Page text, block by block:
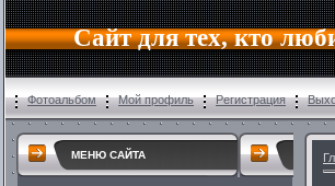
Сайт для тех, кто
Фотоальбом Мой профиль Регистрация
МЕНЮ САЙТА